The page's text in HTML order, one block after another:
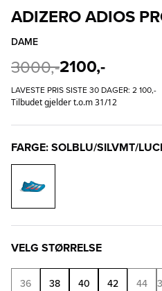
ADIZERO ADIOS
DAME
3000,-2100,-
LAVESTE PRIS SISTE 30 DAGER: 2 100,-
Tilbudet gjelder t.o.m 31/12
FARGE: SOLBLU/SILVMT/
VELG STØRRELSE
36 38 40 42 44